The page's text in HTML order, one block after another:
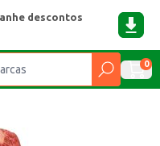
descontos
0